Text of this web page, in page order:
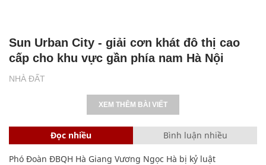
NHÀ ĐẤT
Sun Urban City - giải cơn khát đô thị cao
cấp cho khu vực gần phía nam Hà Nội
XEM THÊM BÀI VIẾT
Đọc nhiều Bình luận nhiều
Phó Đoàn ĐBQH Hà Giang Vương Ngọc Hà bị kỷ luật